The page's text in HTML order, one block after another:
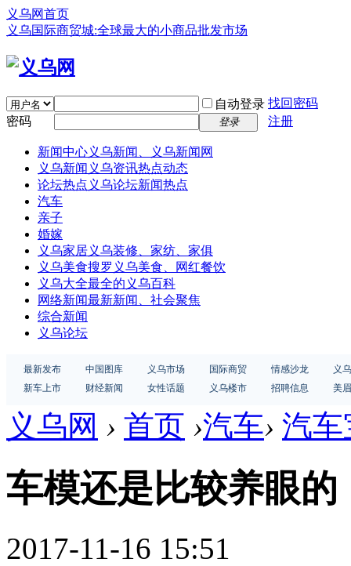
义乌网首页
义乌国际商贸城:全球最大的小商品批发市场
自动登录 找回密码
密码
登录 注册
新闻中心义乌新闻、义乌新闻网
义乌新闻 义乌资讯热点动态
论坛热点 义乌论坛新闻热点
汽车
亲子
婚嫁
义乌家居义乌装修、家纺、家俱
义乌美食搜罗义乌美食、网红餐饮
义乌大全最全的义乌百科
网络新闻最新新闻、社会聚焦
综合新闻
义乌论坛
最新发布 中国图库 义乌市场 国际商贸 情感沙龙
义
新车上市
财经新闻 女性话题 义乌楼市 招聘信息 美
义乌网 › 首页 ›汽车› 汽车
车模还是比较养眼的
2017-11-16 15:51